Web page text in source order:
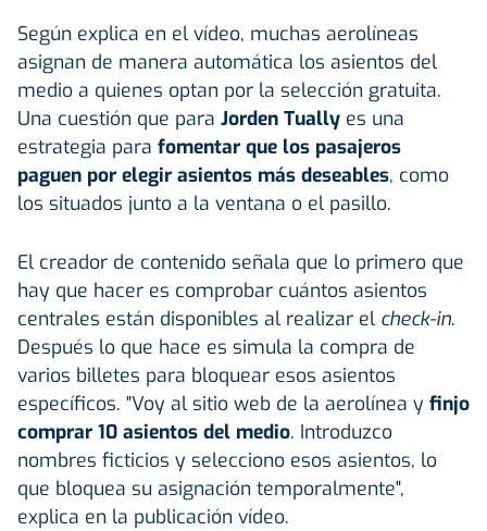
Según explica en el vídeo, muchas aerolíneas
asignan de manera automática los asientos del
medio a quienes optan por la selección gratuita.
Una cuestión que para Jorden Tually es una
estrategia para fomentar que los pasajeros
paguen por elegir asientos más deseables, como
los situados junto a la ventana o el pasillo.
El creador de contenido señala que lo primero que
hay que hacer es comprobar cuántos asientos
centrales están disponibles al realizar el check-in.
Después lo que hace es simula la compra de
varios billetes para bloquear esos asientos
específicos. "Voy al sitio web de la aerolínea y finjo
comprar 10 asientos del medio. Introduzco
nombres ficticios y selecciono esos asientos, lo
que bloquea su asignación temporalmente",
explica en la publicación vídeo.